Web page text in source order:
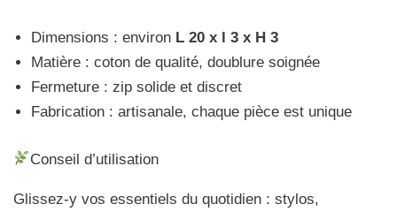
Dimensions : environ L 20 x l 3 x H 3
Matière : coton de qualité, doublure soignée
Fermeture : zip solide et discret
Fabrication : artisanale, chaque pièce est unique
Conseil d’utilisation
Glissez-y vos essentiels du quotidien : stylos,